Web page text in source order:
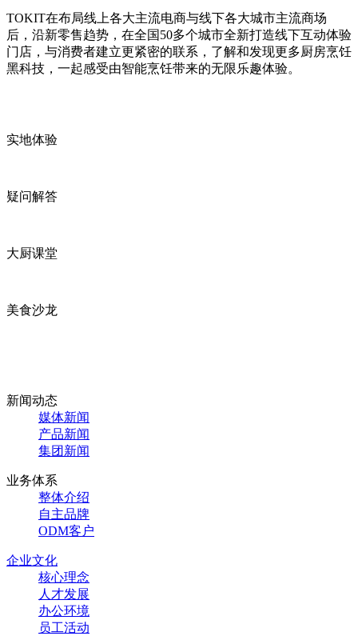
TOKIT在布局线上各大主流电商与线下各大城市主流商场
后，沿新零售趋势，在全国50多个城市全新打造线下互动体验
门店，与消费者建立更紧密的联系，了解和发现更多厨房烹饪
黑科技，一起感受由智能烹饪带来的无限乐趣体验。
实地体验
疑问解答
大厨课堂
美食沙龙
新闻动态
媒体新闻
产品新闻
集团新闻
业务体系
整体介绍
自主品牌
ODM客户
企业文化
核心理念
人才发展
办公环境
员工活动